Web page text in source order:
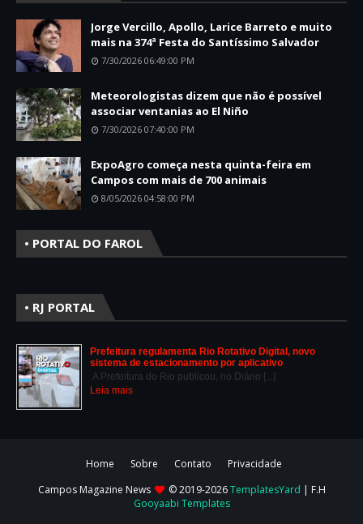
Jorge Vercillo, Apollo, Larice Barreto e muito
mais na 374ª Festa do Santíssimo Salvador
7/30/2026 06:49:00 PM
Meteorologistas dizem que não é possível
associar ventanias ao El Niño
7/30/2026 07:40:00 PM
ExpoAgro começa nesta quinta-feira em
Campos com mais de 700 animais
8/05/2026 04:58:00 PM
• PORTAL DO FAROL
• RJ PORTAL
Prefeitura regulamenta Rio Rotativo Digital, novo
sistema de estacionamento por aplicativo
A Prefeitura do Rio publicou, no Diário [...]
Leia mais
Home Sobre Contato
Privacidade
Campos Magazine News
© 2019-2026TemplatesYard | F.H
Gooyaabi Templates